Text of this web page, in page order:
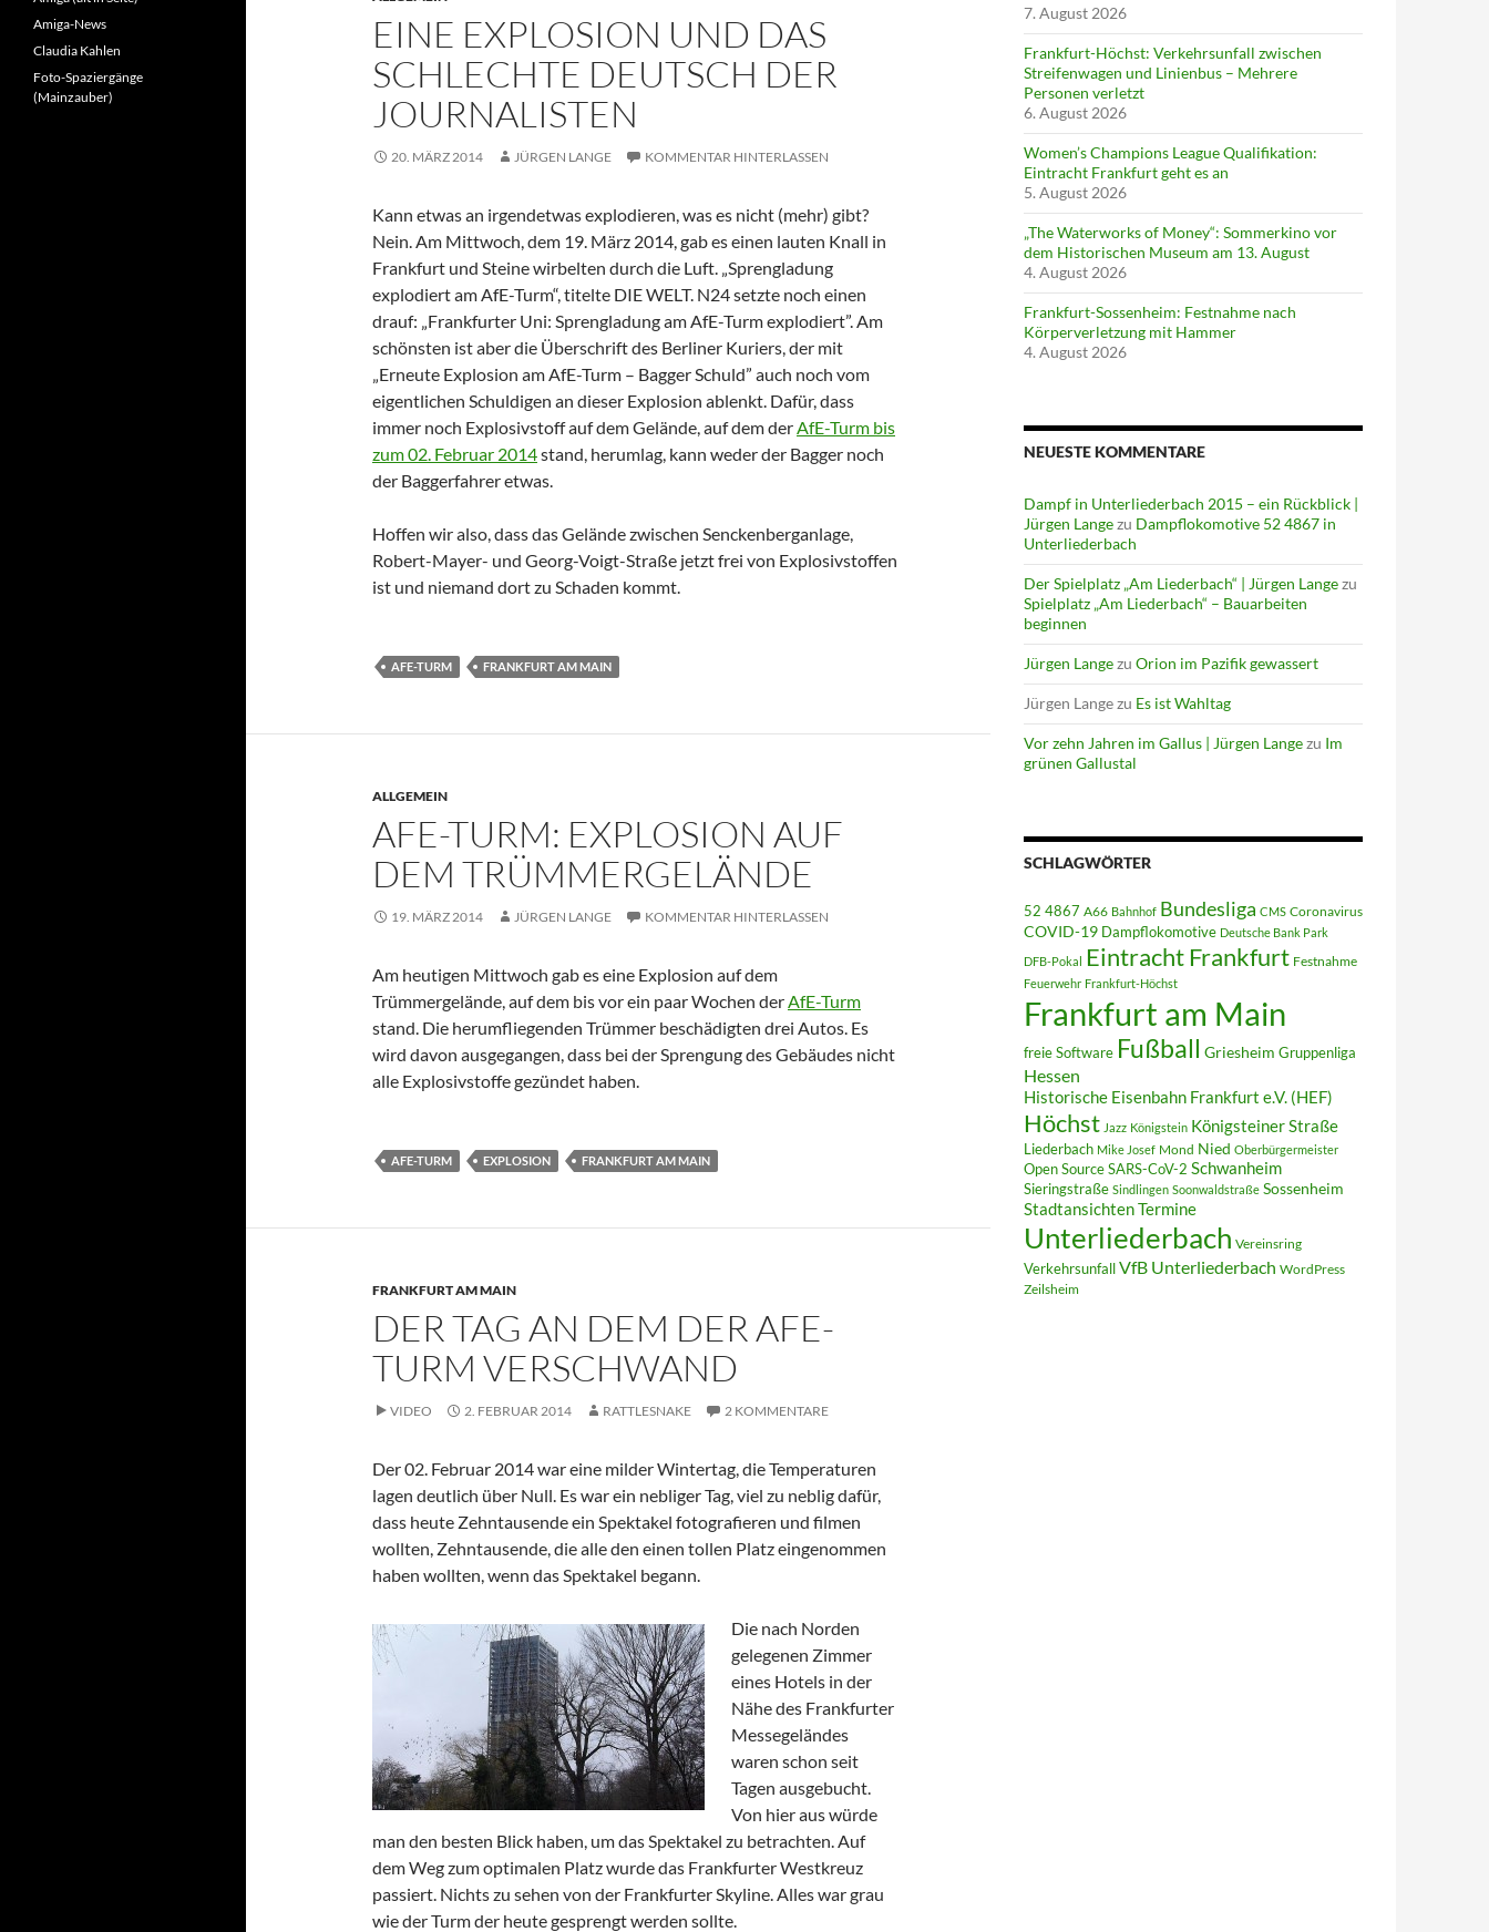
EINE EXPLOSION UND DAS
SCHLECHTE DEUTSCH DER
JOURNALISTEN
20. MÄRZ 2014 JÜRGEN LANGE KOMMENTAR HINTERLASSEN
Kann etwas an irgendetwas explodieren, was es nicht (mehr) gibt?
Nein. Am Mittwoch, dem 19. März 2014, gab es einen lauten Knall in
Frankfurt und Steine wirbelten durch die Luft. „Sprengladung
explodiert am AfE-Turm“, titelte DIE WELT. N24 setzte noch einen
drauf: „Frankfurter Uni: Sprengladung am AfE-Turm explodiert”. Am
schönsten ist aber die Überschrift des Berliner Kuriers, der mit
„Erneute Explosion am AfE-Turm – Bagger Schuld” auch noch vom
eigentlichen Schuldigen an dieser Explosion ablenkt. Dafür, dass
immer noch Explosivstoff auf dem Gelände, auf dem derAfE-Turm bis
zum 02. Februar 2014stand, herumlag, kann weder der Bagger noch
der Baggerfahrer etwas.
Hoffen wir also, dass das Gelände zwischen Senckenberganlage,
Robert-Mayer- und Georg-Voigt-Straße jetzt frei von Explosivstoffen
ist und niemand dort zu Schaden kommt.
AFE-TURM FRANKFURT AM MAIN
ALLGEMEIN
AFE-TURM: EXPLOSION AUF
DEM TRÜMMERGELÄNDE
19. MÄRZ 2014 JÜRGEN LANGE KOMMENTAR HINTERLASSEN
Am heutigen Mittwoch gab es eine Explosion auf dem
Trümmergelände, auf dem bis vor ein paar Wochen derAfE-Turm
stand. Die herumfliegenden Trümmer beschädigten drei Autos. Es
wird davon ausgegangen, dass bei der Sprengung des Gebäudes nicht
alle Explosivstoffe gezündet haben.
AFE-TURM EXPLOSION FRANKFURT AM MAIN
FRANKFURT AM MAIN
DER TAG AN DEM DER AFE-
TURM VERSCHWAND
VIDEO 2. FEBRUAR 2014 RATTLESNAKE 2 KOMMENTARE
Der 02. Februar 2014 war eine milder Wintertag, die Temperaturen
lagen deutlich über Null. Es war ein nebliger Tag, viel zu neblig dafür,
dass heute Zehntausende ein Spektakel fotografieren und filmen
wollten, Zehntausende, die alle den einen tollen Platz eingenommen
haben wollten, wenn das Spektakel begann.
Die nach Norden
gelegenen Zimmer
eines Hotels in der
Nähe des Frankfurter
Messegeländes
waren schon seit
Tagen ausgebucht.
Von hier aus würde
man den besten Blick haben, um das Spektakel zu betrachten. Auf
dem Weg zum optimalen Platz wurde das Frankfurter Westkreuz
passiert. Nichts zu sehen von der Frankfurter Skyline. Alles war grau
wie der Turm der heute gesprengt werden sollte.
7. August 2026
Frankfurt-Höchst: Verkehrsunfall zwischen
Streifenwagen und Linienbus – Mehrere
Personen verletzt
6. August 2026
Women’s Champions League Qualifikation:
Eintracht Frankfurt geht es an
5. August 2026
„The Waterworks of Money“: Sommerkino vor
dem Historischen Museum am 13. August
4. August 2026
Frankfurt-Sossenheim: Festnahme nach
Körperverletzung mit Hammer
4. August 2026
NEUESTE KOMMENTARE
Dampf in Unterliederbach 2015 – ein Rückblick |
Jürgen Langezu Dampflokomotive 52 4867 in
Unterliederbach
Der Spielplatz „Am Liederbach“ | Jürgen Langezu
Spielplatz „Am Liederbach“ – Bauarbeiten
beginnen
Jürgen Langezu Orion im Pazifik gewassert
Jürgen Langezu Es ist Wahltag
Vor zehn Jahren im Gallus | Jürgen Langezu Im
grünen Gallustal
SCHLAGWÖRTER
52 4867 A66 Bahnhof Bundesliga CMS Coronavirus
COVID-19 Dampflokomotive Deutsche Bank Park
DFB-Pokal Eintracht Frankfurt Festnahme
Feuerwehr Frankfurt-Höchst
Frankfurt am Main
freie Software Fußball Griesheim Gruppenliga
Hessen
Historische Eisenbahn Frankfurt e.V. (HEF)
Höchst Jazz Königstein Königsteiner Straße
Liederbach Mike Josef Mond Nied Oberbürgermeister
Open SourceSARS-CoV-2 Schwanheim
Sieringstraße Sindlingen Soonwaldstraße Sossenheim
StadtansichtenTermine
Unterliederbach Vereinsring
VerkehrsunfallVfB Unterliederbach WordPress
Zeilsheim
Amiga-News
Claudia Kahlen
Foto-Spaziergänge
(Mainzauber)